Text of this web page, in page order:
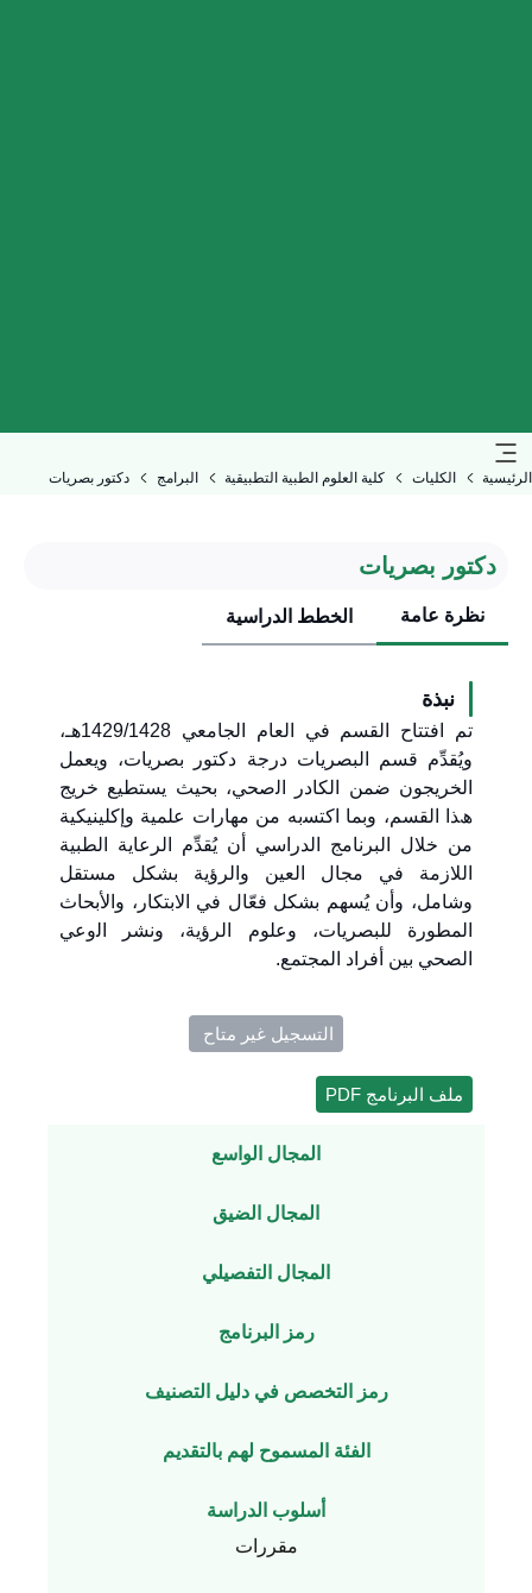
الرئيسية الكليات كلية العلوم الطبية التطبيقية البرامج دكتور بصريات
دكتور بصريات
نظرة عامة الخطط الدراسية
نبذة
ﺗﻢ اﻓﺘﺘﺎح اﻟﻘﺴﻢ ﻓﻲ اﻟﻌﺎم اﻟﺠﺎﻣﻌﻲ 1429/1428ھـ،
ويُقدِّم ﻗﺴﻢ اﻟﺒﺼﺮﯾﺎت درﺟﺔ دﻛﺘﻮر ﺑﺼﺮﯾﺎت، ويعمل
الخريجون ضمن اﻟﻜﺎدر اﻟصحي، ﺑﺤﯿﺚ ﯾﺴﺘﻄﯿﻊ ﺧﺮﯾﺞ
ھﺬا اﻟﻘﺴﻢ، وﺑﻤﺎ اﻛﺘﺴبه ﻣﻦ ﻣﮭﺎرات ﻋﻠﻤﯿﺔ وإﻛﻠﯿﻨﯿﻜﯿﺔ
ﻣﻦ ﺧﻼل اﻟﺒﺮﻧﺎﻣﺞ اﻟﺪراسي أن ﯾُﻘﺪِّم اﻟﺮﻋﺎﯾﺔ اﻟﻄﺒﯿﺔ
اﻟﻼزﻣﺔ ﻓﻲ ﻣﺠﺎل اﻟﻌﯿﻦ واﻟﺮؤﯾﺔ ﺑﺸﻜﻞ ﻣﺴﺘﻘﻞ
وﺷﺎﻣﻞ، وأن ﯾُﺴﮭﻢ ﺑﺸﻜﻞ ﻓﻌّﺎل ﻓﻲ الابتكار، واﻷﺑﺤﺎث
اﻟﻤﻄﻮرة للبصريات، وﻋﻠﻮم اﻟﺮؤﯾﺔ، وﻧﺸﺮ اﻟوعي
اﻟﺼﺤﻲ ﺑﯿﻦ أﻓﺮاد اﻟﻤﺠﺘﻤﻊ.
التسجيل غير متاح ​
ملف البرنامج PDF
المجال الواسع
المجال الضيق
المجال التفصيلي
رمز البرنامج
رمز التخصص في دليل التصنيف
الفئة المسموح لهم بالتقديم
أسلوب الدراسة
مقررات